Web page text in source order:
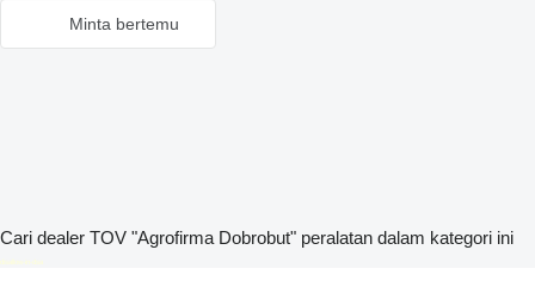
Minta bertemu
Cari dealer TOV "Agrofirma Dobrobut" peralatan dalam kategori ini
disallow-in-dsa